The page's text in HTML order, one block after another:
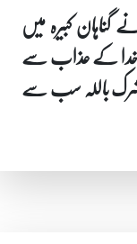
گناہان کبیرہ میں
خدا کے عذاب سے
باللہ سب سے